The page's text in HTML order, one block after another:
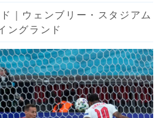
｜ウェンブリー・スタジアム
ングランド